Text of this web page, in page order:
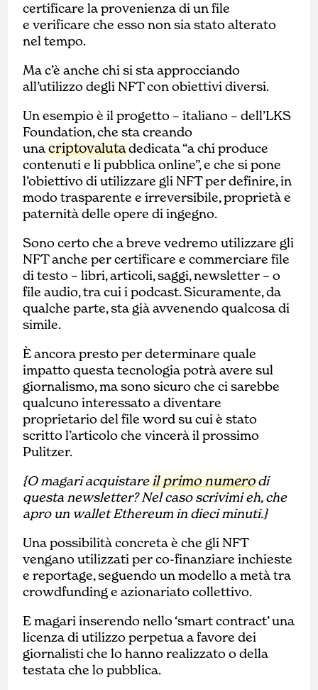
certificare la provenienza di un file
e verificare che esso non sia stato alterato
nel tempo.
Ma c’è anche chi si sta approcciando
all’utilizzo degli NFT con obiettivi diversi.
Un esempio è il progetto – italiano – dell’LKS
Foundation, che sta creando
unacriptovalutadedicata “a chi produce
contenuti e li pubblica online”, e che si pone
l’obiettivo di utilizzare gli NFT per definire, in
modo trasparente e irreversibile, proprietà e
paternità delle opere di ingegno.
Sono certo che a breve vedremo utilizzare gli
NFT anche per certificare e commerciare file
di testo – libri, articoli, saggi, newsletter – o
file audio, tra cui i podcast. Sicuramente, da
qualche parte, sta già avvenendo qualcosa di
simile.
È ancora presto per determinare quale
impatto questa tecnologia potrà avere sul
giornalismo, ma sono sicuro che ci sarebbe
qualcuno interessato a diventare
proprietario del file word su cui è stato
scritto l’articolo che vincerà il prossimo
Pulitzer.
{O magari acquistareil primo numerodi
questa newsletter? Nel caso scrivimi eh, che
apro un wallet Ethereum in dieci minuti.}
Una possibilità concreta è che gli NFT
vengano utilizzati per co-finanziare inchieste
e reportage, seguendo un modello a metà tra
crowdfunding e azionariato collettivo.
E magari inserendo nello ‘smart contract’ una
licenza di utilizzo perpetua a favore dei
giornalisti che lo hanno realizzato o della
testata che lo pubblica.